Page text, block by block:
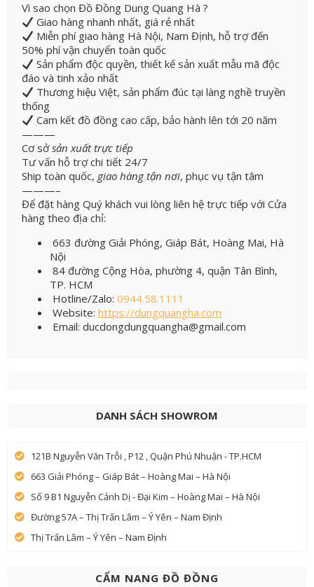
Vì sao chọn Đồ Đồng Dung Quang Hà ?
Giao hàng nhanh nhất, giá rẻ nhất
Miễn phí giao hàng Hà Nội, Nam Định, hỗ trợ đến
50% phí vận chuyển toàn quốc
Sản phẩm độc quyền, thiết kế sản xuất mẫu mã độc
đáo và tinh xảo nhất
Thương hiệu Việt, sản phẩm đúc tại làng nghề truyền
thống
Cam kết đồ đồng cao cấp, bảo hành lên tới 20 năm
———
Cơ sởsản xuất trực tiếp
Tư vấn hỗ trợ chi tiết 24/7
Ship toàn quốc, giao hàng tận nơi, phục vụ tận tâm
———–
Để đặt hàng Quý khách vui lòng liên hệ trực tiếp với Cửa
hàng theo địa chỉ:
663 đường Giải Phóng, Giáp Bát, Hoàng Mai, Hà
Nội
84 đường Cộng Hòa, phường 4, quận Tân Bình,
TP. HCM
Hotline/Zalo: 0944.58.1111
Website: https://dungquangha.com
Email: ducdongdungquangha@gmail.com
DANH SÁCH SHOWROM
121B Nguyễn Văn Trỗi , P12 , Quận Phú Nhuận - TP.HCM
663 Giải Phóng – Giáp Bát – Hoàng Mai – Hà Nội
Số 9 B1 Nguyễn Cảnh Dị - Đại Kim – Hoàng Mai – Hà Nội
Đường 57A – Thị Trấn Lâm – Ý Yên – Nam Định
Thị Trấn Lâm – Ý Yên – Nam Định
CẨM NANG ĐỒ ĐỒNG